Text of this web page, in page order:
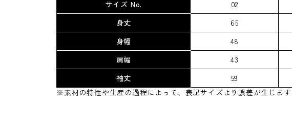
サイズ No.
02
身丈
65
身幅
48
肩幅
43
袖丈
59
※素材の特性や生産の過程によって、表記サイズより誤差が生じます